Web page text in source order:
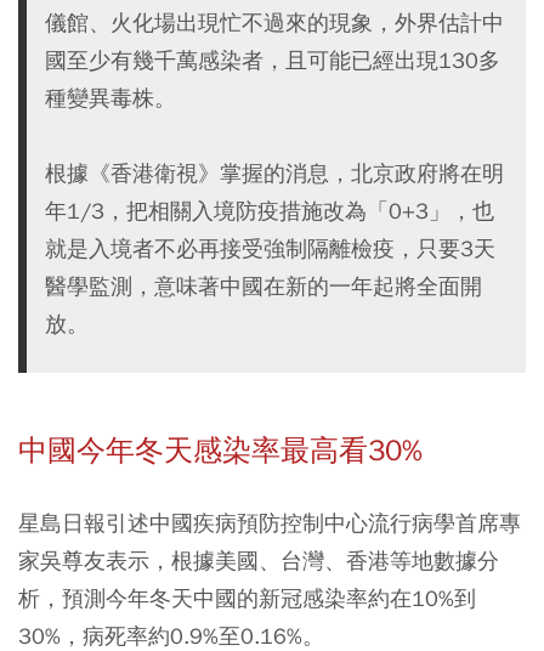
儀館、火化場出現忙不過來的現象，外界估計中
國至少有幾千萬感染者，且可能已經出現130多
種變異毒株。
根據《香港衛視》掌握的消息，北京政府將在明
年1/3，把相關入境防疫措施改為「0+3」，也
就是入境者不必再接受強制隔離檢疫，只要3天
醫學監測，意味著中國在新的一年起將全面開
放。
中國今年冬天感染率最高看30%
星島日報引述中國疾病預防控制中心流行病學首席專
家吳尊友表示，根據美國、台灣、香港等地數據分
析，預測今年冬天中國的新冠感染率約在10%到
30%，病死率約0.9%至0.16%。